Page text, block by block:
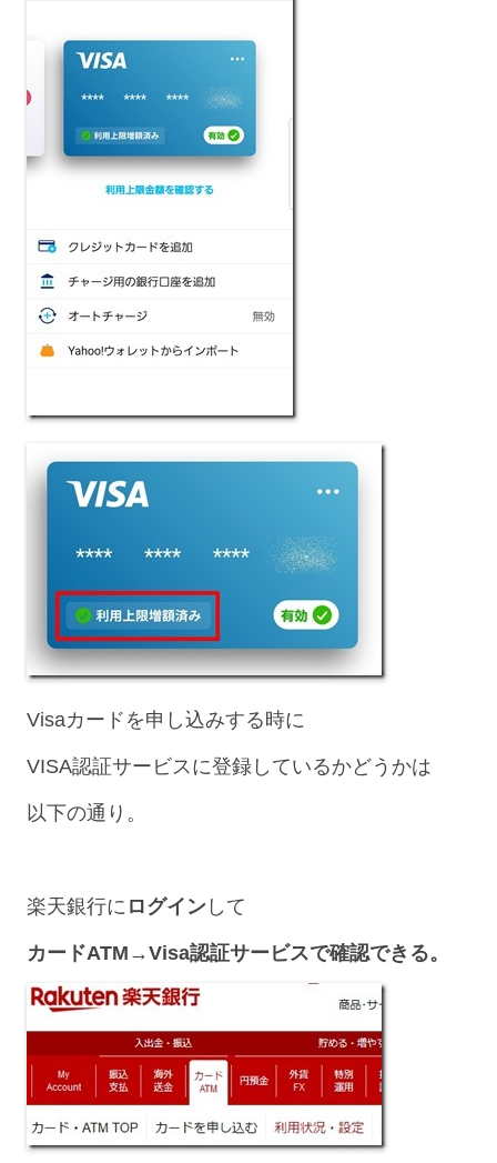
Visaカードを申し込みする時に
VISA認証サービスに登録しているかどうかは
以下の通り。
楽天銀行に ログイン して
カードATM→Visa認証サービスで確認できる。